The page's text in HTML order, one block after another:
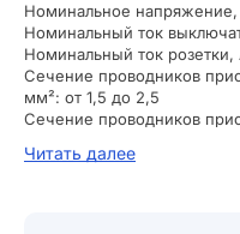
Номинальное
Номинальный ток
Номинальный ток розетки,
Сечение проводников
мм²: от 1,5 до 2,5
Сечение проводников
Степень защиты: IP54
Читать далее